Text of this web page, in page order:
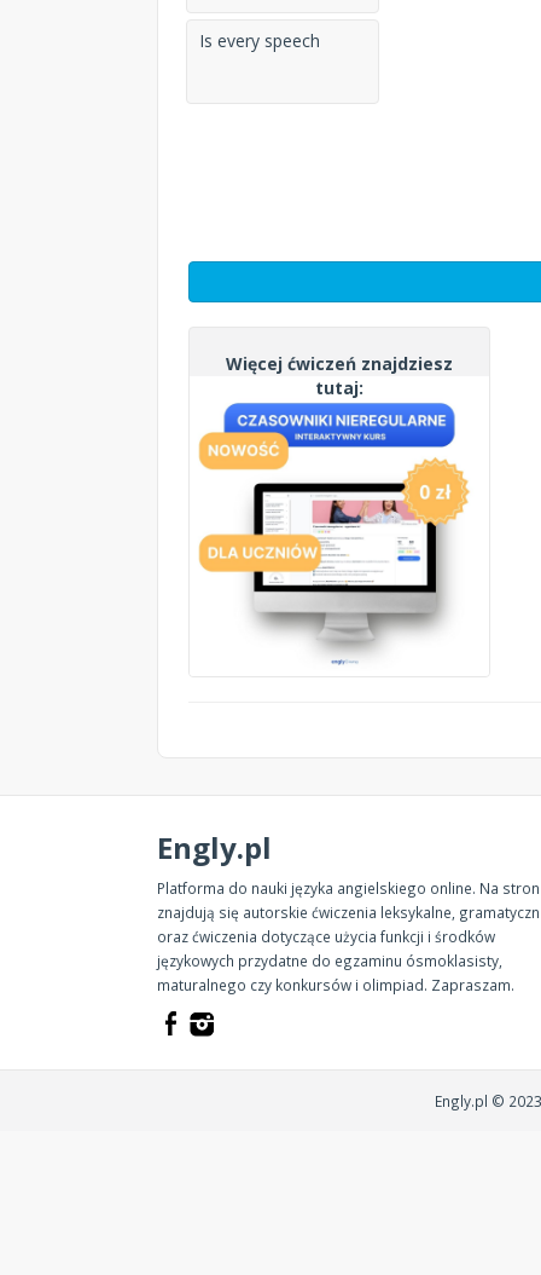
Is every speech
Więcej ćwiczeń znajdziesz
tutaj:
Engly.pl
Platforma do nauki języka angielskiego online. Na
znajdują się autorskie ćwiczenia leksykalne,
oraz ćwiczenia dotyczące użycia funkcji i środków
językowych przydatne do egzaminu ósmoklasisty,
maturalnego czy konkursów i olimpiad. Zapraszam.
Engly.pl ©